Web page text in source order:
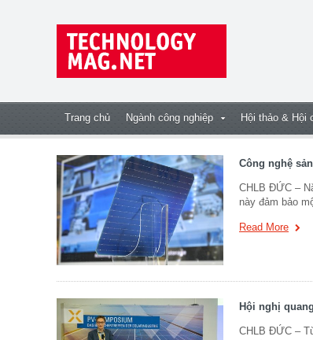
Trang chủ Ngành công nghiệp Hội thảo & Hội
Công nghệ
CHLB ĐỨC –
này đảm bảo
Read More
Hội nghị
CHLB ĐỨC –